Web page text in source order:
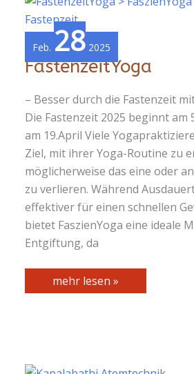
FastenzeitYoga
– Besser durch die Fastenzeit
Die Fastenzeit 2025 beginnt am
am 19.April Viele
Ziel, mit ihrer Yoga-Routine zu
möglicherweise das eine oder
zu verlieren. Während
effektiver für einen schnellen
bietet FaszienYoga eine ideale
Entgiftung, da
FastenzeitYoga
mehr lesen »
Feb. 28 2025